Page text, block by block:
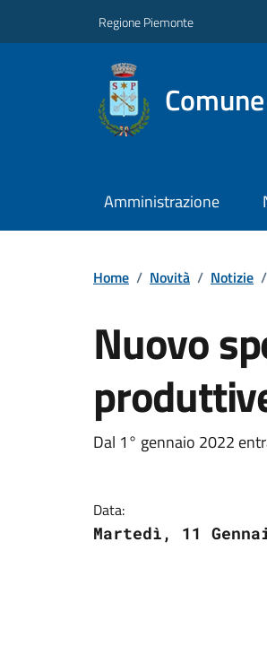
Regione Piemonte
Amministrazione
Home / Novità / Notizie /
Nuovo
Dal 1° gennaio 2022
Data:
Martedì, 11